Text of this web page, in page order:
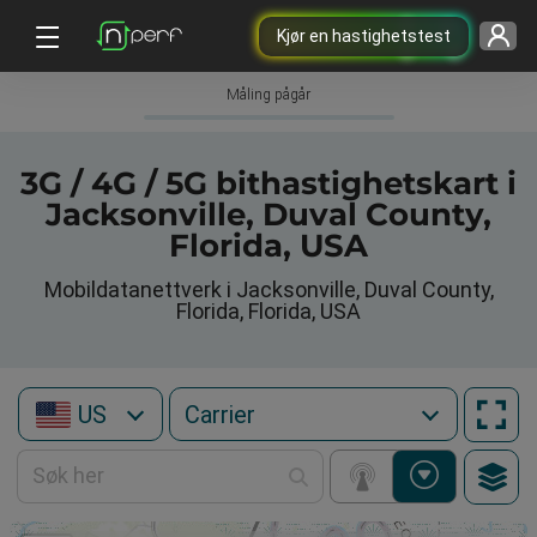
Kjør en hastighetstest
Måling pågår
3G / 4G / 5G bithastighetskart i
Jacksonville, Duval County,
Florida, USA
Mobildatanettverk i Jacksonville, Duval County,
Florida, Florida, USA
US